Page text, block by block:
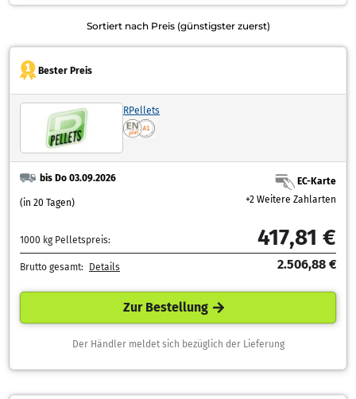
Sortiert nach Preis (günstigster zuerst)
Bester Preis
RPellets
bis Do 03.09.2026
(in 20 Tagen)
EC-Karte
+2 Weitere Zahlarten
1000 kg Pelletspreis: 417,81 €
Brutto gesamt: Details 2.506,88 €
Zur Bestellung
Der Händler meldet sich bezüglich der Lieferung